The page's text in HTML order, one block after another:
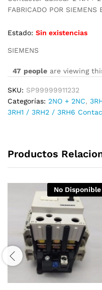
FABRICADO POR
Estado: Sin existencias
SIEMENS
47 people are viewing
SKU: SP99999911232
Categorías: 2NO + 2NC,
3RH1 / 3RH2 / 3RH6
Productos
No Disponible